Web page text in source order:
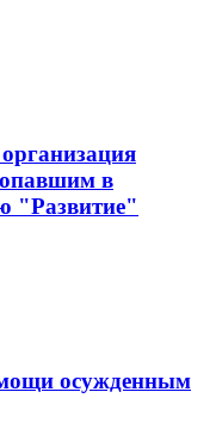
в
"Развитие"
осужденным